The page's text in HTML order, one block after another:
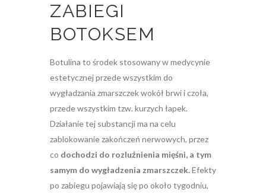
ZABIEGI
BOTOKSEM
Botulina to środek stosowany w medycynie
estetycznej przede wszystkim do
wygładzania zmarszczek wokół brwi i czoła,
przede wszystkim tzw. kurzych łapek.
Działanie tej substancji ma na celu
zablokowanie zakończeń nerwowych, przez
co dochodzi do rozluźnienia mięśni, a tym
samym do wygładzenia zmarszczek.Efekty
po zabiegu pojawiają się po około tygodniu,